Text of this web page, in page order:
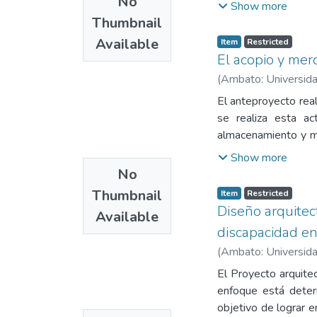
del ecoturismo
sin embargo,
débil articulación
implementación de
bioclimática y
fortalecer el
conclusión, el
la transformación
un enfoque de
ambiental,
procesos de
Thumbnail
Available
cambios en la
trama urbana
cambios biofísicos,
cualitativa,
contemporáneas,
Permitiendo la
Show more
No
Thumbnail
Available
Item Restricted
El acopio y
(Ambato:
El anteproyecto
se realiza esta
almacenamiento y
de Chillanes,
mercadeo de
espacios para
de carga y
programación
el anteproyecto de
Show more
Item Restricted
Diseño
discapacidad
(Ambato:
El Proyecto
enfoque está
objetivo de lograr